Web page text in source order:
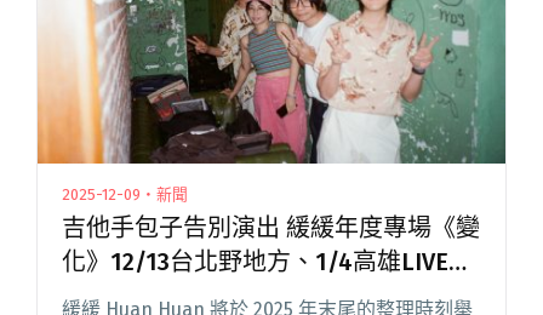
的文化觀點平台"
2025-12-09・新聞
吉他手包子告別演出 緩緩年度專場《變
化》12/13台北野地方、1/4高雄LIVE
WAREHOUSE登場
緩緩 Huan Huan 將於 2025 年末尾的整理時刻舉